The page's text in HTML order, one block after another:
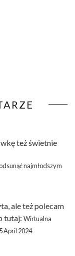
też świetnie
najmłodszym
ale też polecam
tutaj: Wirtualna
April 2024